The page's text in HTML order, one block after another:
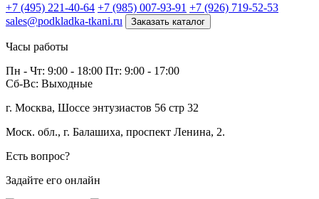
+7 (495) 221-40-64 +7 (985) 007-93-91 +7 (926) 719-52-53
sales@podkladka-tkani.ru
Заказать каталог
Часы работы
Пн - Чт: 9:00 - 18:00 Пт: 9:00 - 17:00
Сб-Вс: Выходные
г. Москва, Шоссе энтузиастов 56 стр 32
Моск. обл., г. Балашиха, проспект Ленина, 2.
Есть вопрос?
Задайте его онлайн